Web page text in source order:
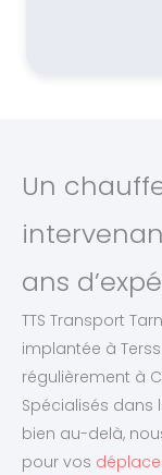
Un
ans
TTS Transport
implantée à
régulièrement à
Spécialisés dans
bien au-delà,
pour vos